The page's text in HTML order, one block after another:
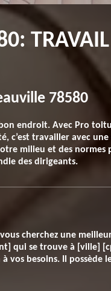
TRAVAIL
78580
endroit. Avec Pro
c’est travailler avec
milieu et des normes
des dirigeants.
cherchez une
qui se trouve à [ville]
vos besoins. Il possède